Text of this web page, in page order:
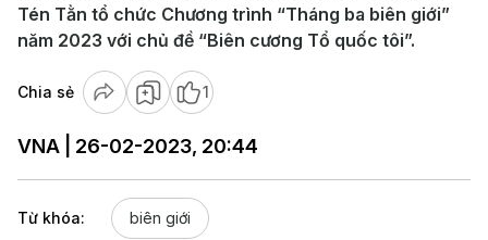
Tén Tằn tổ chức Chương trình “Tháng ba biên giới”
năm 2023 với chủ đề “Biên cương Tổ quốc tôi”.
Chia sẻ 1
VNA | 26-02-2023, 20:44
Từ khóa: biên giới